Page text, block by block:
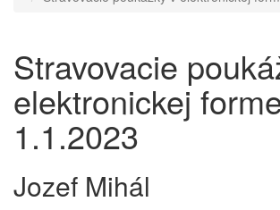
Stravovacie
elektronickej
1.1.2023
Jozef Mihál